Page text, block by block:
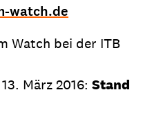
watch.de
Watch bei der ITB
März 2016: Stand